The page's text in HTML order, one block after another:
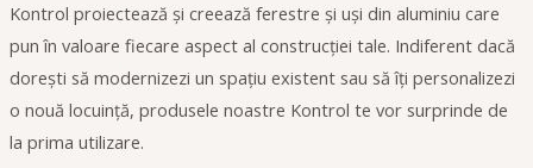
Kontrol proiectează și creează ferestre și uși din aluminiu care
pun în valoare fiecare aspect al construcției tale. Indiferent dacă
dorești să modernizezi un spațiu existent sau să îți personalizezi
o nouă locuință, produsele noastre Kontrol te vor surprinde de
la prima utilizare.